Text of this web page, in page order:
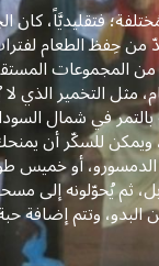
فتقليديَّاً،
من حِفظ الطعام
من المجموعات
التخمير الذي
في شمال
للسكّر أن
أو خميس
ثم يُحوّلونه
وتتم إضافة